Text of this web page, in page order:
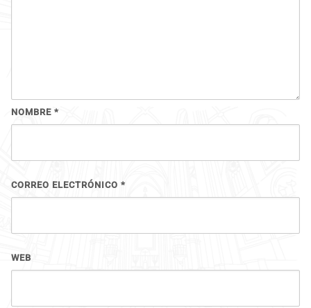
NOMBRE *
CORREO ELECTRÓNICO *
WEB